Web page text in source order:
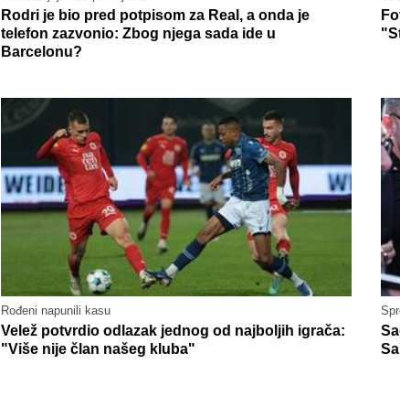
Rodri je bio pred potpisom za Real, a onda je
telefon zazvonio: Zbog njega sada ide u
Barcelonu?
Rođeni napunili kasu
Velež potvrdio odlazak jednog od najboljih igrača:
"Više nije član našeg kluba"